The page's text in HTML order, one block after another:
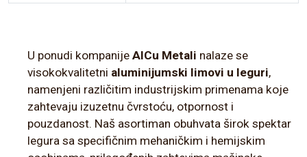
U ponudi kompanije AlCu Metali nalaze se
visokokvalitetni aluminijumski limovi u leguri,
namenjeni različitim industrijskim primenama koje
zahtevaju izuzetnu čvrstoću, otpornost i
pouzdanost. Naš asortiman obuhvata širok spektar
legura sa specifičnim mehaničkim i hemijskim